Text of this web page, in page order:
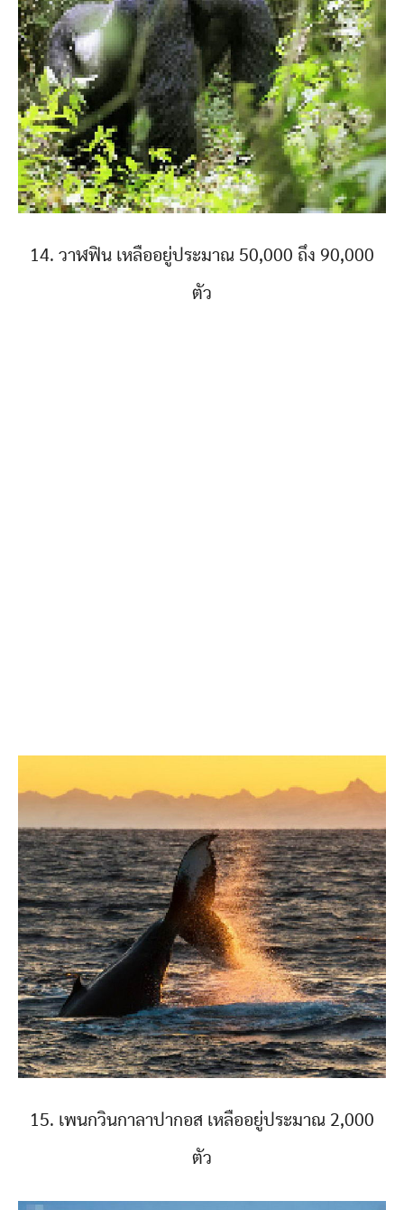
14. วาฬฟิน เหลืออยู่ประมาณ 50,000 ถึง 90,000
ตัว
15. เพนกวินกาลาปากอส เหลืออยู่ประมาณ 2,000
ตัว